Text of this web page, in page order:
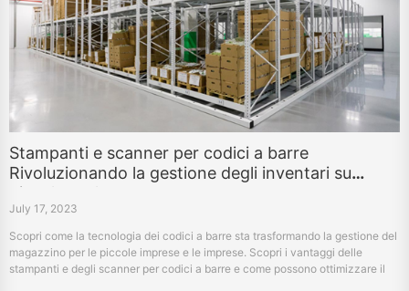
Stampanti e scanner per codici a barre
Rivoluzionando la gestione degli inventari su
piccola scala
July 17, 2023
Scopri come la tecnologia dei codici a barre sta trasformando la gestione del
magazzino per le piccole imprese e le imprese. Scopri i vantaggi delle
stampanti e degli scanner per codici a barre e come possono ottimizzare il